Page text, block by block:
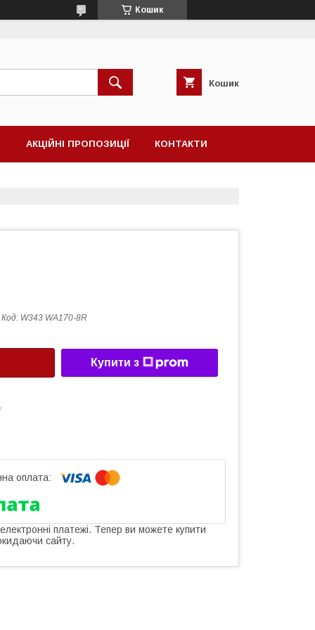
Кошик
Кошик
АКЦІЙНІ ПРОПОЗИЦІЇ КОНТАКТИ
Код: W343 WA170-8R
Купити з
платежі. Тепер ви можете купити
сайту.